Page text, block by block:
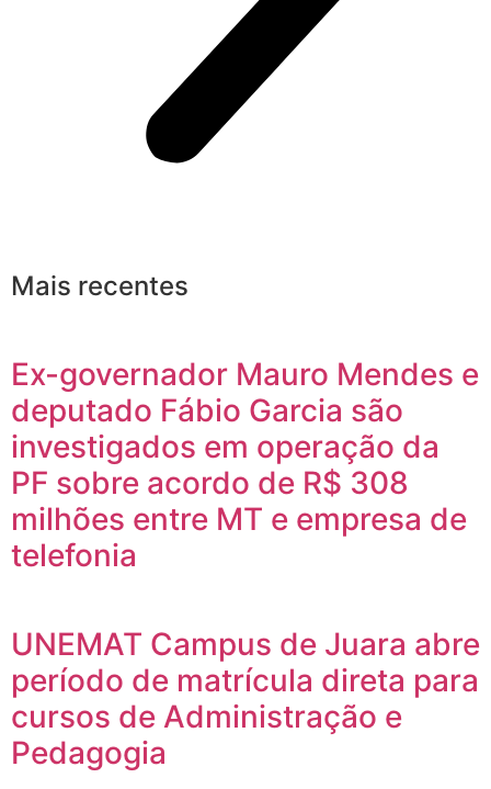
Mais recentes
Ex-governador Mauro Mendes e
deputado Fábio Garcia são
investigados em operação da
PF sobre acordo de R$ 308
milhões entre MT e empresa de
telefonia
UNEMAT Campus de Juara abre
período de matrícula direta para
cursos de Administração e
Pedagogia